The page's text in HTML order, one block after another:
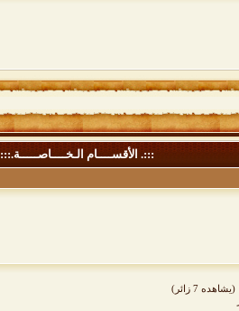
:::. الأقســــام الـخــــاصـــــة.:::
(يشاهده 7 زائر)